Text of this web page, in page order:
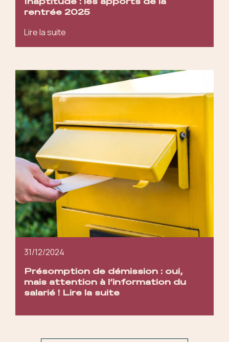
rentrée 2025
Lire la suite
31/12/2024
Présomption de démission : oui,
mais attention à l’information du
salarié ! Lire la suite